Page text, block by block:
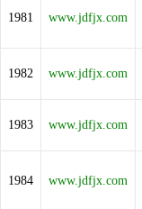
1981 www.jdfjx.com
1982 www.jdfjx.com
1983 www.jdfjx.com
1984 www.jdfjx.com